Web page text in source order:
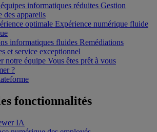
informatiques réduites Gestion
des appareils
optimale Expérience numérique fluide
informatiques fluides Remédiations
et service exceptionnel
notre équipe Vous êtes prêt à vous
?
fonctionnalités
IA